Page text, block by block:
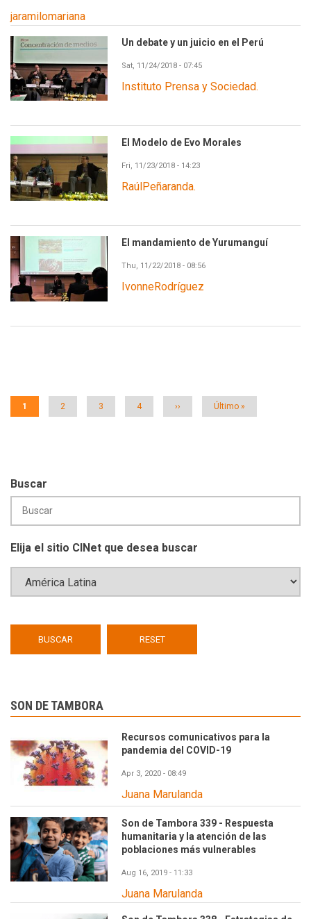
jaramilomariana
Un debate y un juicio en el Perú
Sat, 11/24/2018 - 07:45
Instituto Prensa y Sociedad.
El Modelo de Evo Morales
Fri, 11/23/2018 - 14:23
RaúlPeñaranda.
El mandamiento de Yurumanguí
Thu, 11/22/2018 - 08:56
IvonneRodríguez
Página
1 Página
2 Página
3 Página
4
Siguiente
››
Última
Último »
Buscar
Elija el sitio CINet que desea buscar
SON DE TAMBORA
Recursos comunicativos para la
pandemia del COVID-19
Apr 3, 2020 - 08:49
Juana Marulanda
Son de Tambora 339 - Respuesta
humanitaria y la atención de las
poblaciones más vulnerables
Aug 16, 2019 - 11:33
Juana Marulanda